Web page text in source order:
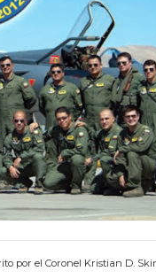
por el Coronel Kristian D.